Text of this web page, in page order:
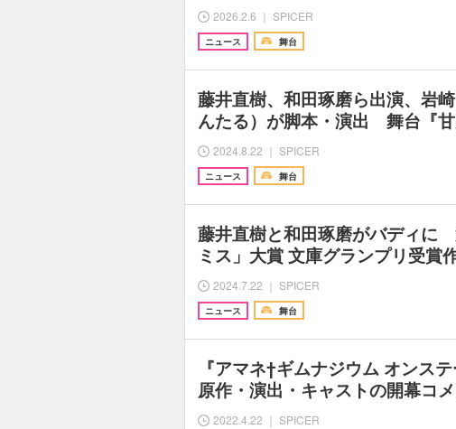
2026.2.6 ｜ SPICER
ニュース 舞台
藤井直樹、和田琢磨ら出演、岩
んたる）が脚本・演出 舞台『
2024.8.22 ｜ SPICER
ニュース 舞台
藤井直樹と和田琢磨がバディに
ミス」大賞 文庫グランプリ受賞
2024.7.22 ｜ SPICER
ニュース 舞台
『アマネ†ギムナジウム オンス
原作・演出・キャストの開幕コ
2022.4.22 ｜ SPICER